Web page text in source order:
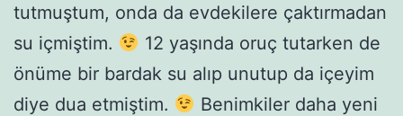
tutmuştum, onda da evdekilere çaktırmadan
su içmiştim.
12 yaşında oruç tutarken de
önüme bir bardak su alıp unutup da içeyim
diye dua etmiştim.
Benimkiler daha yeni